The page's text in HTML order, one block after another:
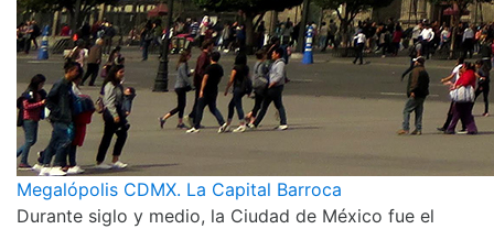
Megalópolis CDMX. La Capital Barroca
Durante siglo y medio, la Ciudad de México fue el